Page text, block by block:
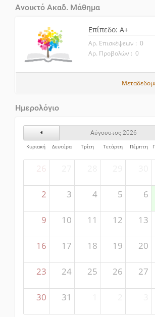
Ανοικτό Ακαδ. Μάθημα
Επίπεδο: A+
Αρ. Επισκέψεων : 0
Αρ. Προβολών : 0
Ημερολόγιο
Προηγούμενος ΜήναςΑύγουστος 2026
Κυριακή
Δευτέρα Τρίτη Τετάρτη Πέμπτη
26
2 3 4 5 6
9 10 11 12 13
16 17 18 19 20
23 24 25 26 27
30 31